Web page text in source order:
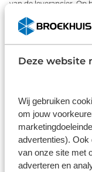
Deze website
Wij gebruiken
om jouw
advertenties). Ook
van onze site met
adverteren en
van de leverancier. Op
9,0